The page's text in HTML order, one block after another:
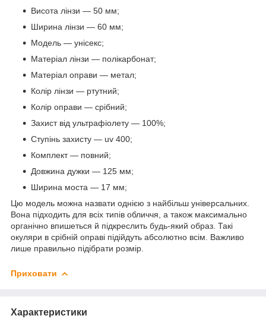
Висота лінзи — 50 мм;
Ширина лінзи — 60 мм;
Модель — унісекс;
Матеріал лінзи — полікарбонат;
Матеріал оправи — метал;
Колір лінзи — ртутний;
Колір оправи — срібний;
Захист від ультрафіолету — 100%;
Ступінь захисту — uv 400;
Комплект — повний;
Довжина дужки — 125 мм;
Ширина моста — 17 мм;
Цю модель можна назвати однією з найбільш універсальних.
Вона підходить для всіх типів обличчя, а також максимально
органічно впишеться й підкреслить будь-який образ. Такі
окуляри в срібній оправі підійдуть абсолютно всім. Важливо
лише правильно підібрати розмір.
Приховати
Характеристики